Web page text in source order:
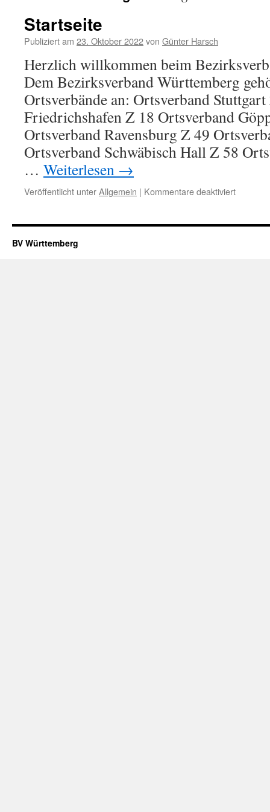
Startseite
Publiziert am 23. Oktober 2022von Günter Harsch
Herzlich willkommen beim
Dem Bezirksverband Württemberg
Ortsverbände an: Ortsverband
Friedrichshafen Z 18 Ortsverband
Ortsverband Ravensburg Z 49
Ortsverband Schwäbisch Hall Z 58
… Weiterlesen →
Veröffentlicht unterAllgemein | Kommentare deaktiviertfür
BV Württemberg